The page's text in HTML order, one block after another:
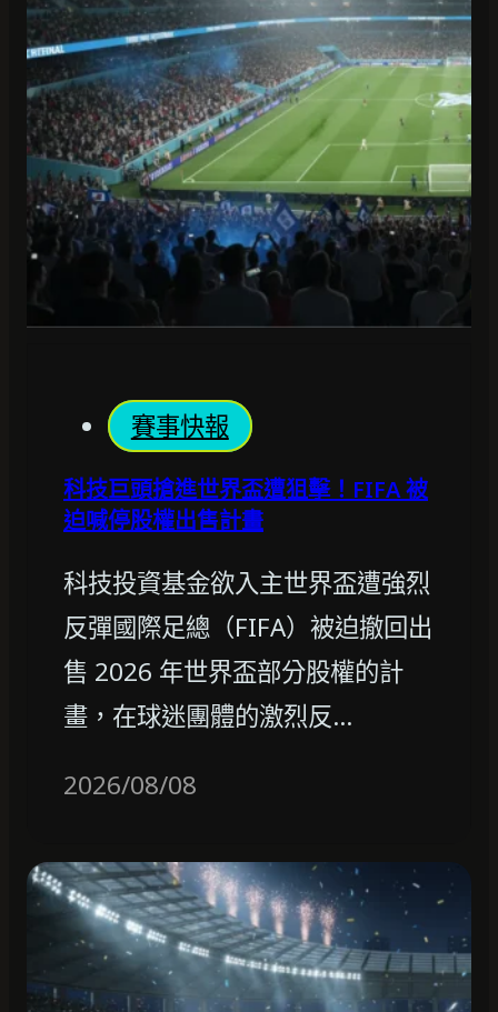
賽事快報
科技巨頭搶進世界盃遭狙擊！FIFA 被
迫喊停股權出售計畫
科技投資基金欲入主世界盃遭強烈
反彈國際足總（FIFA）被迫撤回出
售 2026 年世界盃部分股權的計
畫，在球迷團體的激烈反…
2026/08/08